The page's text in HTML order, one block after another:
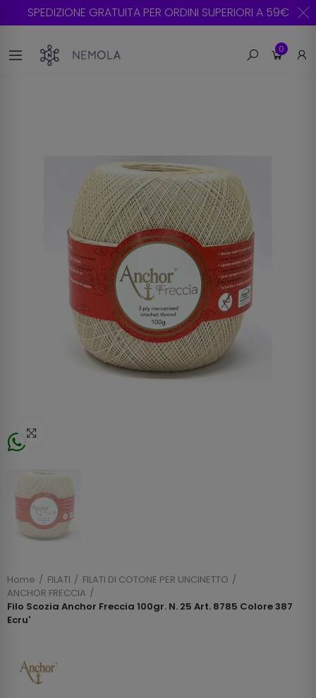
SPEDIZIONE GRATUITA PER ORDINI SUPERIORI A 59€
0
Home FILATI
FILATI DI COTONE PER UNCINETTO
ANCHOR FRECCIA
Filo Scozia Anchor Freccia 100gr. N. 25 Art. 8785 Colore 387
Ecru'